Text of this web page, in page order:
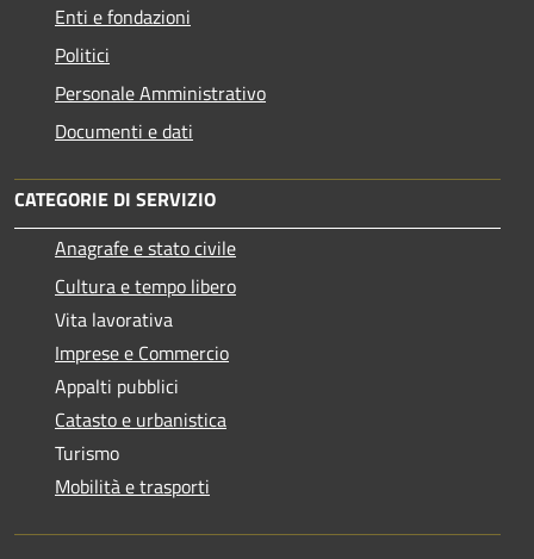
Enti e fondazioni
Politici
Personale Amministrativo
Documenti e dati
CATEGORIE DI SERVIZIO
Anagrafe e stato civile
Cultura e tempo libero
Vita lavorativa
Imprese e Commercio
Appalti pubblici
Catasto e urbanistica
Turismo
Mobilità e trasporti